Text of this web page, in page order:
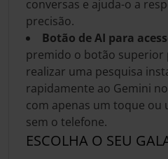
conversas e ajuda-o a
precisão.
Botão de AI para
premido o botão superior
realizar uma pesquisa
rapidamente ao Gemini
com apenas um toque ou
sem o telefone.
ESCOLHA O SEU